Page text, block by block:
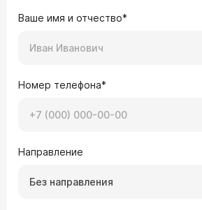
Ваше имя и отчество*
Номер телефона*
Направление
Без направления